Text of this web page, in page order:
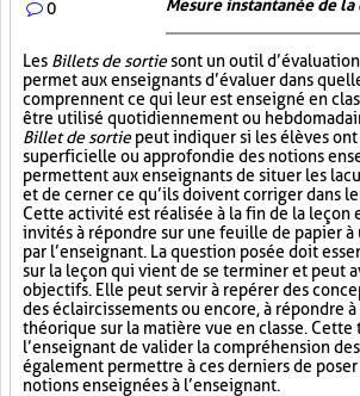
0 Mesure instantanée de
Les Billets de sortiesont un outil
permet aux enseignants d’évaluer dans
comprennent ce qui leur est enseigné en
être utilisé quotidiennement ou
Billet de sortiepeut indiquer si les élèves
superficielle ou approfondie des notions
permettent aux enseignants de situer les
et de cerner ce qu’ils doivent corriger dans
Cette activité est réalisée à la fin de la leçon
invités à répondre sur une feuille de papier à
par l’enseignant. La question posée doit
sur la leçon qui vient de se terminer et peut
objectifs. Elle peut servir à repérer des
des éclaircissements ou encore, à répondre
théorique sur la matière vue en classe.
l’enseignant de valider la compréhension
également permettre à ces derniers de
notions enseignées à l’enseignant.